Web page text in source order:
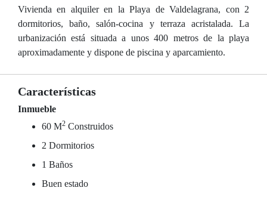
Vivienda en alquiler en la Playa de Valdelagrana, con 2
dormitorios, baño, salón-cocina y terraza acristalada. La
urbanización está situada a unos 400 metros de la playa
aproximadamente y dispone de piscina y aparcamiento.
Características
Inmueble
60 M2 Construidos
2 Dormitorios
1 Baños
Buen estado